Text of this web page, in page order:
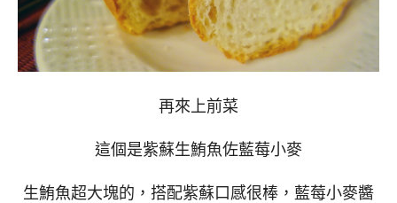
再來上前菜
這個是紫蘇生鮪魚佐藍莓小麥
生鮪魚超大塊的，搭配紫蘇口感很棒，藍莓小麥醬